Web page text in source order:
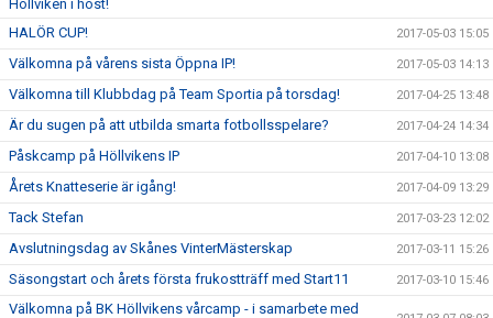
Höllviken i höst!
HALÖR CUP! 2017-05-03 15:05
Välkomna på vårens sista Öppna IP! 2017-05-03 14:13
Välkomna till Klubbdag på Team Sportia på torsdag! 2017-04-25 13:48
Är du sugen på att utbilda smarta fotbollsspelare? 2017-04-24 14:34
Påskcamp på Höllvikens IP 2017-04-10 13:08
Årets Knatteserie är igång! 2017-04-09 13:29
Tack Stefan 2017-03-23 12:02
Avslutningsdag av Skånes VinterMästerskap 2017-03-11 15:26
Säsongstart och årets första frukostträff med Start11 2017-03-10 15:46
Välkomna på BK Höllvikens vårcamp - i samarbete med